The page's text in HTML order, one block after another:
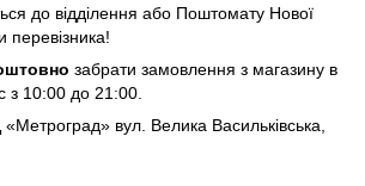
до відділення або Поштомату Нової
забрати замовлення з магазину в
з 10:00 до 21:00.
вул. Велика Васильківська,